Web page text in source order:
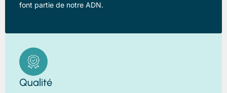
font partie de notre ADN.
Qualité